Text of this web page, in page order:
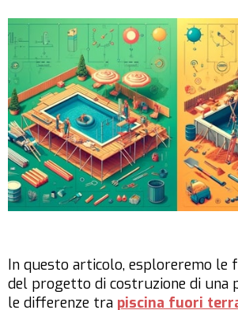
In questo articolo, esploreremo le
del progetto di costruzione di una
le differenze tra piscina fuori